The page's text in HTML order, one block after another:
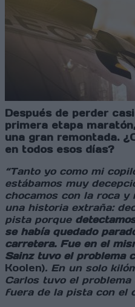
Después de perder
primera etapa
una gran remontada.
en todos esos días?
“Tanto yo como mi
estábamos muy
chocamos con la roca y
una historia extraña:
pista porque
se había quedado
carretera. Fue en el
Sainz tuvo el problema
Koolen). En un solo
Carlos tuvo el
fuera de la pista con el